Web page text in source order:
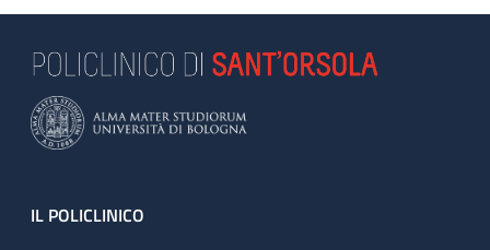
Footer
IL POLICLINICO